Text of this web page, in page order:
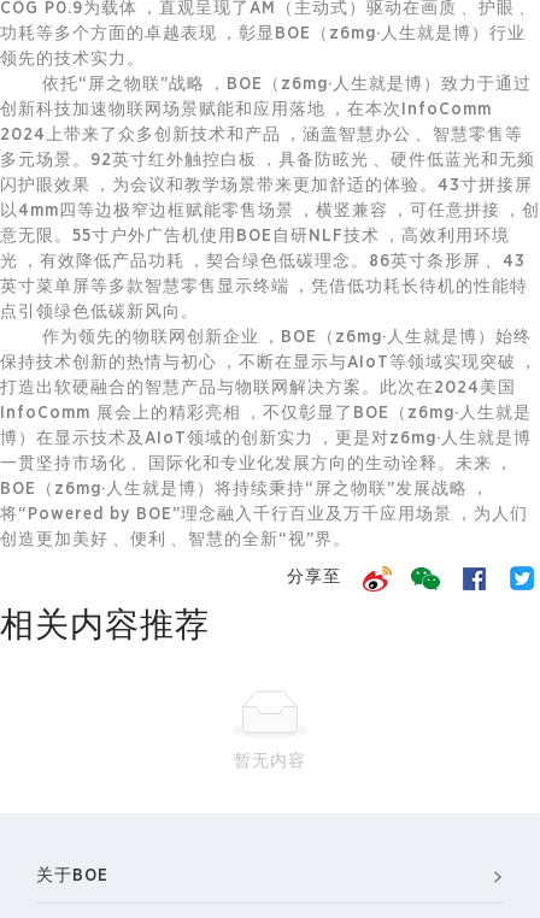
COG P0.9为载体，直观呈现了AM（主动式）驱动在画质、护眼、
功耗等多个方面的卓越表现，彰显BOE（z6mg·人生就是博）行业
领先的技术实力。
依托“屏之物联”战略，BOE（z6mg·人生就是博）致力于通过
创新科技加速 物联网 场景赋能和应用落地，在本次InfoComm
2024上带来了众多创新技术和产品，涵盖智慧办公、 智慧零售 等
多元场景。92英寸红外触控白板，具备防眩光、硬件低蓝光和无频
闪护眼效果，为会议和教学场景带来更加舒适的体验。43寸拼接屏
以4mm四等边极窄边框赋能零售场景，横竖兼容，可任意拼接，创
意无限。55寸户外广告机使用BOE自研NLF技术，高效利用环境
光，有效降低产品功耗，契合绿色低碳理念。86英寸条形屏、43
英寸菜单屏等多款 智慧零售 显示终端，凭借低功耗长待机的性能特
点引领绿色低碳新风向。
作为领先的 物联网 创新企业，BOE（z6mg·人生就是博）始终
保持技术创新的热情与初心，不断在显示与AIoT等领域实现突破，
打造出软硬融合的智慧产品与物联网 解决方案。此次在2024美国
InfoComm 展会上的精彩亮相，不仅彰显了BOE（z6mg·人生就是
博）在显示技术及AIoT领域的创新实力，更是对z6mg·人生就是博
一贯坚持市场化、国际化和专业化发展方向的生动诠释。未来，
BOE（z6mg·人生就是博）将持续秉持“屏之物联”发展战略，
将“Powered by BOE”理念融入千行百业及万千应用场景，为人们
创造更加美好、便利、智慧的全新“视”界。
分享至
相关内容推荐
暂无内容
关于BOE